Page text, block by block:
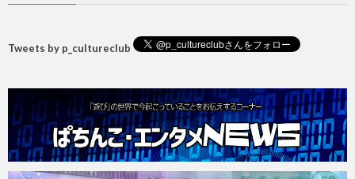
Tweets by p_cultureclub